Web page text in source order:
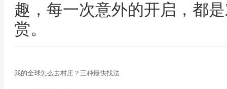
趣，每一次意外的开启，都
赏。
我的全球怎么去村庄？三种最快找法